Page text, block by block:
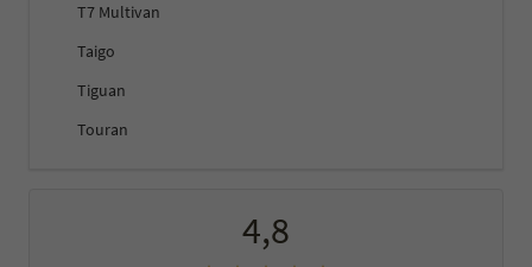
T7 Multivan
Taigo
Tiguan
Touran
4,8